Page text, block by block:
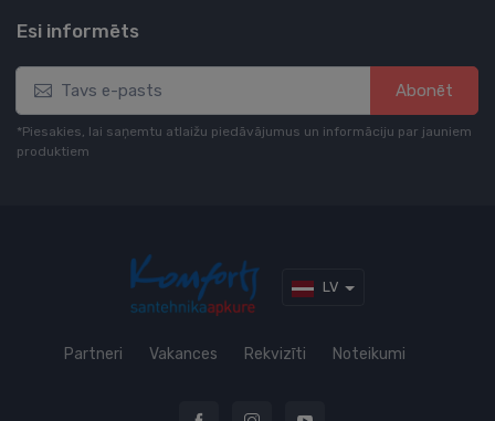
Esi informēts
Abonēt
*Piesakies, lai saņemtu atlaižu piedāvājumus un informāciju par jauniem
produktiem
LV
Partneri Vakances Rekvizīti Noteikumi